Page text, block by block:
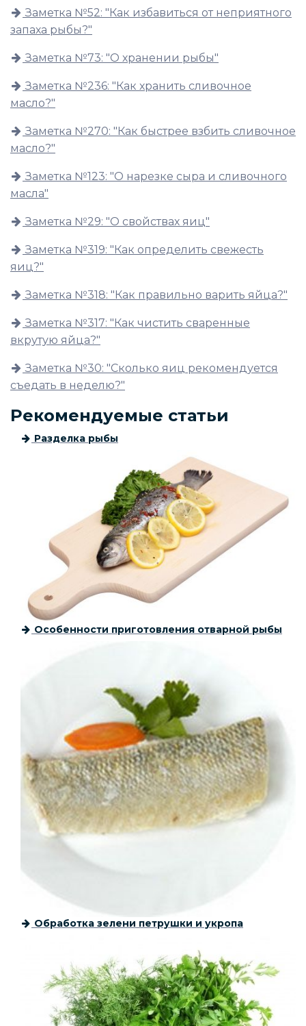
Заметка №52: "Как избавиться от неприятного
запаха рыбы?"
Заметка №73: "О хранении рыбы"
Заметка №236: "Как хранить сливочное
масло?"
Заметка №270: "Как быстрее взбить сливочное
масло?"
Заметка №123: "О нарезке сыра и сливочного
масла"
Заметка №29: "О свойствах яиц"
Заметка №319: "Как определить свежесть
яиц?"
Заметка №318: "Как правильно варить яйца?"
Заметка №317: "Как чистить сваренные
вкрутую яйца?"
Заметка №30: "Сколько яиц рекомендуется
съедать в неделю?"
Рекомендуемые статьи
Разделка рыбы
Особенности приготовления отварной рыбы
Обработка зелени петрушки и укропа